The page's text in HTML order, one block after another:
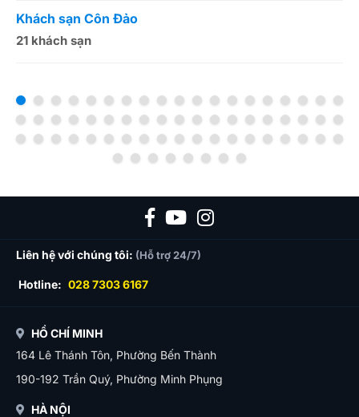
Khách sạn Côn Đảo
21 khách sạn
Liên hệ với chúng tôi: (Hỗ trợ 24/7)
Hotline: 028 7303 6167
HỒ CHÍ MINH
164 Lê Thánh Tôn, Phường Bến Thành
190-192 Trần Quý, Phường Minh Phụng
HÀ NỘI